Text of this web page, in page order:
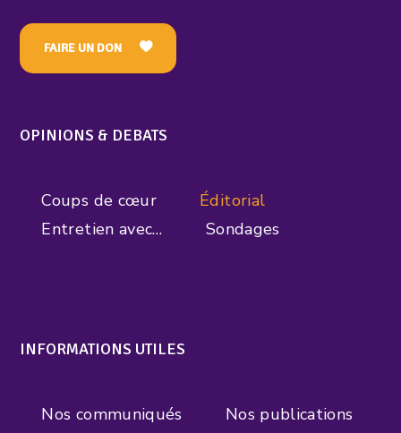
FAIRE UN DON
OPINIONS & DEBATS
Coups de cœur
Éditorial
Entretien avec…
Sondages
INFORMATIONS UTILES
Nos communiqués
Nos publications